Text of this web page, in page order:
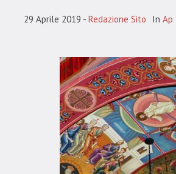
29 Aprile 2019 Redazione Sito In Ap